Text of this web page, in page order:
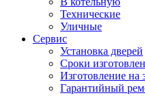
Технические
Уличные
Сервис
Установка дверей
Сроки
Изготовление на
Гарантийный